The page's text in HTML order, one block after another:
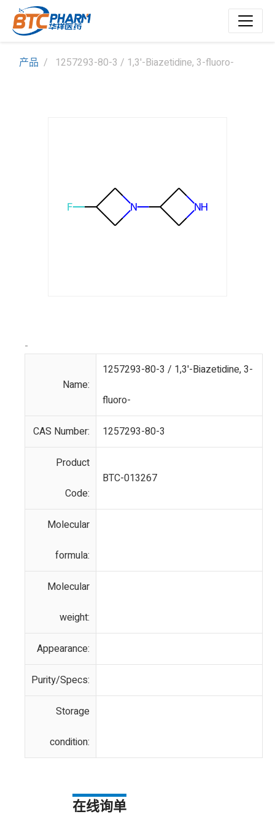
产品 1257293-80-3 / 1,3'-Biazetidine, 3-fluoro-
-
Name:
1257293-80-3 / 1,3'-Biazetidine, 3-
fluoro-
CAS Number: 1257293-80-3
Product
Code:
BTC-013267
Molecular
formula:
Molecular
weight:
Appearance:
Purity/Specs:
Storage
condition:
在线询单